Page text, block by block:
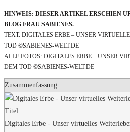
HINWEIS: DIESER ARTIKEL ERSCHIEN
BLOG FRAU SABIENES.
TEXT: DIGITALES ERBE – UNSER
TOD ©SABIENES-WELT.DE
ALLE FOTOS: DIGITALES ERBE – UNSER
DEM TOD ©SABIENES-WELT.DE
Zusammenfassung
Titel
Digitales Erbe - Unser virtuelles